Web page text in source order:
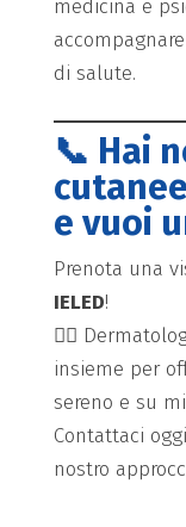
medicina e
di salute.
📞 Hai
e vuoi
Prenota una
IELED!
👩‍⚕️
insieme per
sereno e su
Contattaci
nostro